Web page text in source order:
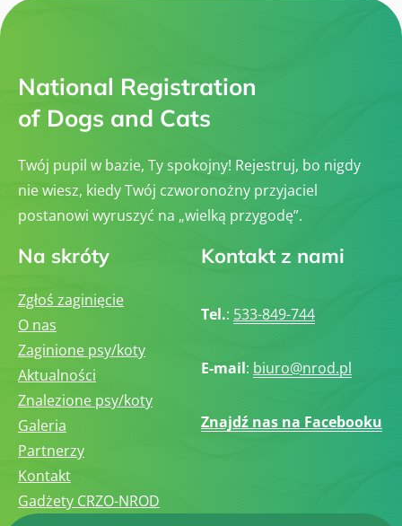
National Registration
of Dogs and Cats
Twój pupil w bazie, Ty spokojny! Rejestruj, bo nigdy
nie wiesz, kiedy Twój czworonożny przyjaciel
postanowi wyruszyć na „wielką przygodę”.
Na skróty
Zgłoś zaginięcie
O nas
Zaginione psy/koty
Aktualności
Znalezione psy/koty
Galeria
Partnerzy
Kontakt
Gadżety CRZO-NROD
Kontakt z nami
Tel.: 533-849-744
E-mail: biuro@nrod.pl
Znajdź nas na Facebooku